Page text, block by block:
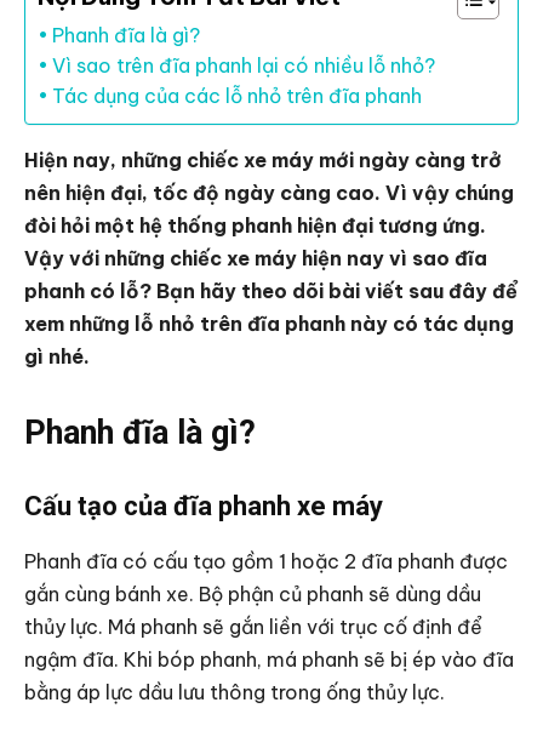
Phanh đĩa là gì?
Vì sao trên đĩa phanh lại có nhiều lỗ nhỏ?
Tác dụng của các lỗ nhỏ trên đĩa phanh
Hiện nay, những chiếc xe máy mới ngày càng trở
nên hiện đại, tốc độ ngày càng cao. Vì vậy chúng
đòi hỏi một hệ thống phanh hiện đại tương ứng.
Vậy với những chiếc xe máy hiện nay vì sao đĩa
phanh có lỗ? Bạn hãy theo dõi bài viết sau đây để
xem những lỗ nhỏ trên đĩa phanh này có tác dụng
gì nhé.
Phanh đĩa là gì?
Cấu tạo của đĩa phanh xe máy
Phanh đĩa có cấu tạo gồm 1 hoặc 2 đĩa phanh được
gắn cùng bánh xe. Bộ phận củ phanh sẽ dùng dầu
thủy lực. Má phanh sẽ gắn liền với trục cố định để
ngậm đĩa. Khi bóp phanh, má phanh sẽ bị ép vào đĩa
bằng áp lực dầu lưu thông trong ống thủy lực.